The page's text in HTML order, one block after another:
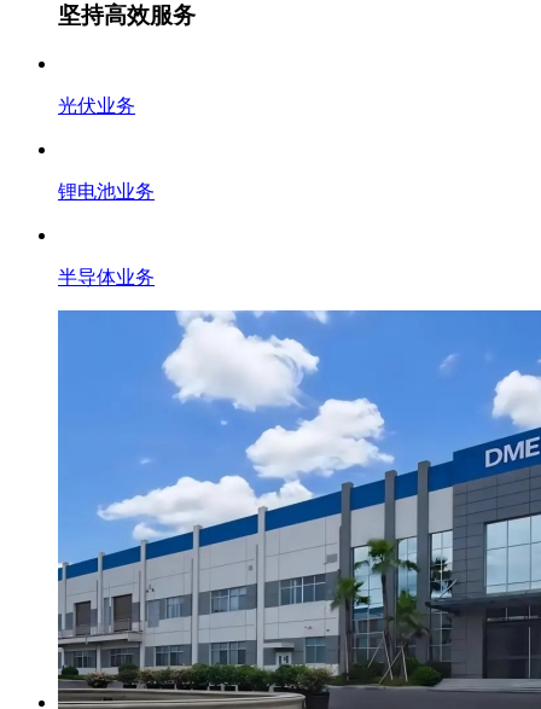
坚持高效服务
光伏业务
锂电池业务
半导体业务